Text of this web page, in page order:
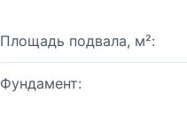
Площадь подвала, м²:
Фундамент: